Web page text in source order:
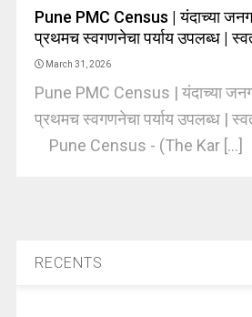
Pune PMC Census | यंदाच्या
प्रथमच स्वगणनेचा पर्याय उपलब्ध |
March 31, 2026
Pune PMC Census | यंदाच्या
प्रथमच स्वगणनेचा पर्याय उपलब्ध |
Pune Census - (The Kar [...]
RECENTS